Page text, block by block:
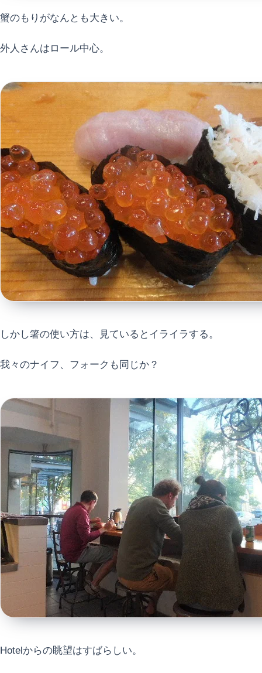
蟹のもりがなんとも大きい。
外人さんはロール中心。
しかし箸の使い方は、見ているとイライラする。
我々のナイフ、フォークも同じか？
Hotelからの眺望はすばらしい。